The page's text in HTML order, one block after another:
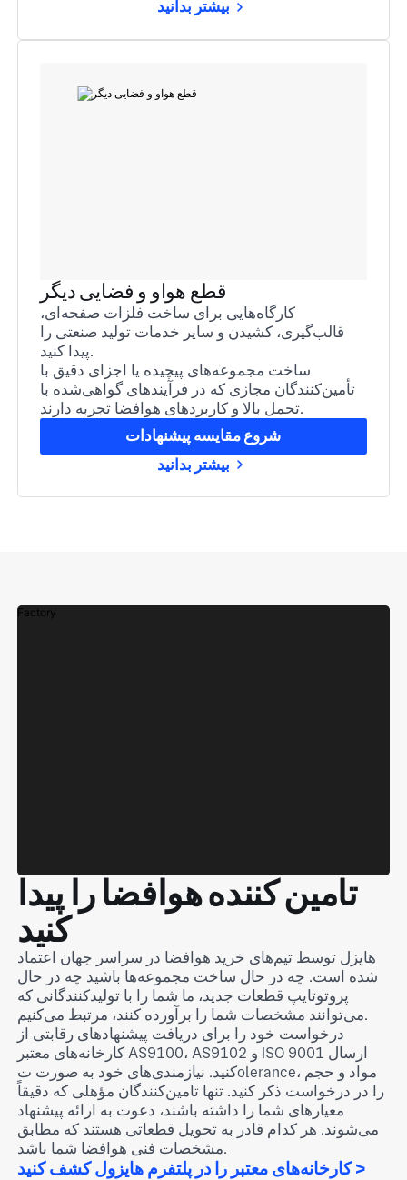
بیشتر بدانید
قطع هواو و فضایی دیگر
کارگاه‌هایی برای ساخت فلزات صفحه‌ای،
قالب‌گیری، کشیدن و سایر خدمات تولید صنعتی را
پیدا کنید.
ساخت مجموعه‌های پیچیده یا اجزای دقیق با
تأمین‌کنندگان مجازی که در فرآیندهای گواهی‌شده با
تحمل بالا و کاربردهای هوافضا تجربه دارند.
شروع مقایسه پیشنهادات
بیشتر بدانید
تامین کننده هوافضا را پیدا
کنید
هایزل توسط تیم‌های خرید هوافضا در سراسر جهان اعتماد
شده است. چه در حال ساخت مجموعه‌ها باشید چه در حال
پروتوتایپ قطعات جدید، ما شما را با تولیدکنندگانی که
می‌توانند مشخصات شما را برآورده کنند، مرتبط می‌کنیم.
درخواست خود را برای دریافت پیشنهادهای رقابتی از
کارخانه‌های معتبر AS9100، AS9102 و ISO 9001 ارسال
کنید. نیازمندی‌های خود به صورت تolerance، مواد و حجم
را در درخواست ذکر کنید. تنها تامین‌کنندگان مؤهلی که دقیقاً
معیارهای شما را داشته باشند، دعوت به ارائه پیشنهاد
می‌شوند. هر کدام قادر به تحویل قطعاتی هستند که مطابق
مشخصات فنی هوافضا شما باشد.
کارخانه‌های معتبر را در پلتفرم هایزول کشف کنید >